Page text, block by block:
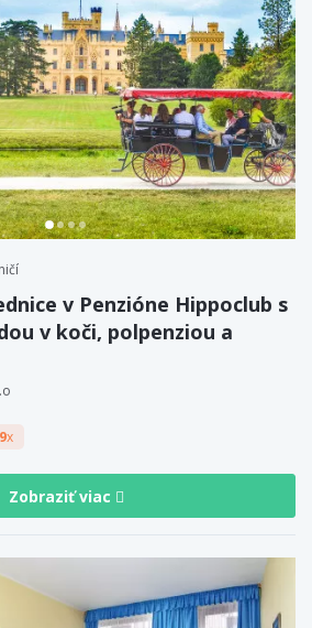
v Penzióne Hippoclub s
v koči, polpenziou a
x
Zobraziť viac